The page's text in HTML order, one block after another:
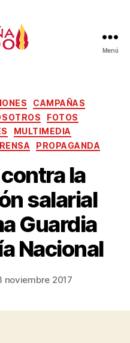
Menú
CAMPAÑAS
FOTOS
MULTIMEDIA
PROPAGANDA
la
salarial
Guardia
Nacional
noviembre 2017